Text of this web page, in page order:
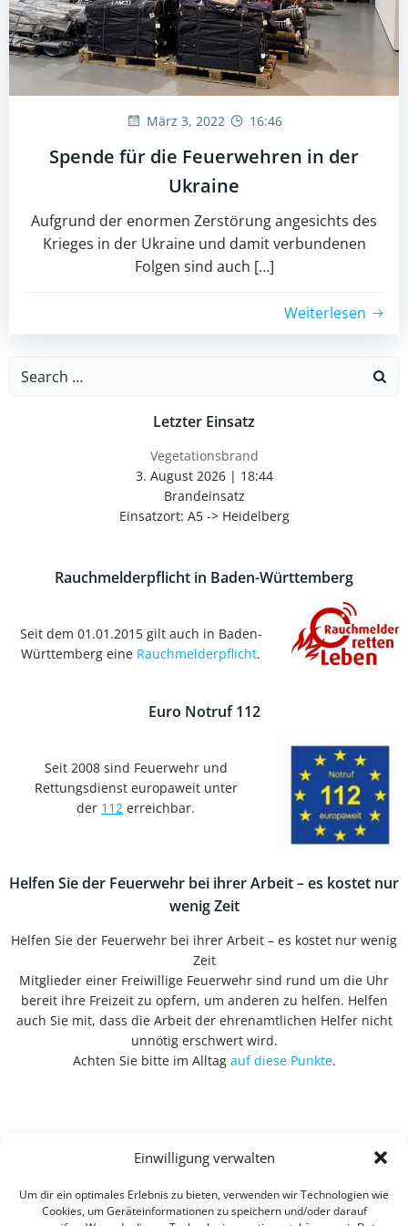
Einwilligung verwalten
Um dir ein optimales Erlebnis zu bieten, verwenden wir Technologien wie
Cookies, um Geräteinformationen zu speichern und/oder darauf
März 3, 2022 16:46
Spende für die Feuerwehren in der
Ukraine
Aufgrund der enormen Zerstörung angesichts des
Krieges in der Ukraine und damit verbundenen
Folgen sind auch […]
Weiterlesen
Search
Letzter Einsatz
Vegetationsbrand
3. August 2026| 18:44
Brandeinsatz
Einsatzort: A5 -> Heidelberg
Rauchmelderpflicht in Baden-Württemberg
Seit dem 01.01.2015 gilt auch in Baden-
Württemberg eine Rauchmelderpflicht.
Euro Notruf 112
Seit 2008 sind Feuerwehr und
Rettungsdienst europaweit unter
der 112 erreichbar.
Helfen Sie der Feuerwehr bei ihrer Arbeit – es kostet nur
wenig Zeit
Helfen Sie der Feuerwehr bei ihrer Arbeit – es kostet nur wenig
Zeit
Mitglieder einer Freiwillige Feuerwehr sind rund um die Uhr
bereit ihre Freizeit zu opfern, um anderen zu helfen. Helfen
auch Sie mit, dass die Arbeit der ehrenamtlichen Helfer nicht
unnötig erschwert wird.
Achten Sie bitte im Alltag auf diese Punkte.